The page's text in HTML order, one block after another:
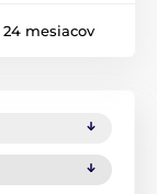
24 mesiacov